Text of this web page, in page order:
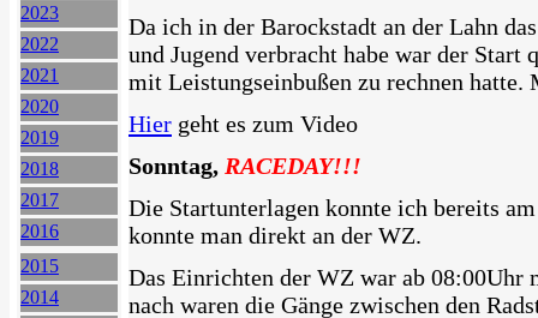
2023
2022
2021
2020
2019
2018
2017
2016
2015
2014
Da ich in der Barockstadt an der Lahn
und Jugend verbracht habe war der
mit Leistungseinbußen zu rechnen
Hier geht es zum Video
Sonntag, RACEDAY!!!
Die Startunterlagen konnte ich bereits
konnte man direkt an der WZ.
Das Einrichten der WZ war ab
nach waren die Gänge zwischen den